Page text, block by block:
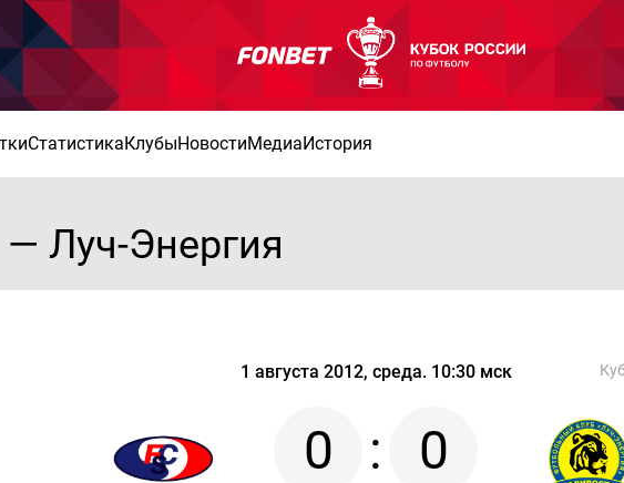
СтатистикаКлубыНовостиМедиаИстория
Луч-Энергия
1 августа 2012, среда. 10:30 мск
0 : 0